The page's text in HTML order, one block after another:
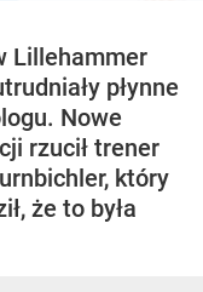
Lillehammer
płynne
Nowe
rzucił trener
który
że to była